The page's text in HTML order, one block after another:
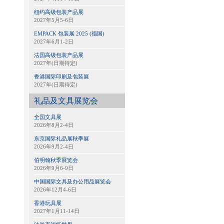
纽约高级包装产品展
2027年5月5-6日
EMPACK 包装展 2025 (德国)
2027年6月1-2日
法国高级包装产品展
2027年(日期待定)
香港国际印刷及包装展
2027年(日期待定)
礼品及文具展览会
全国文具展
2026年8月2-4日
东京国际礼品展秋季展
2026年9月2-4日
伯明翰秋季展览会
2026年9月6-9日
中国国际文具及办公用品展览会
2026年12月4-6日
香港玩具展
2027年1月11-14日